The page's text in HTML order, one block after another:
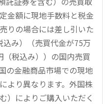
金額に現地手数料と税金
りの場合には差し引いた
み）（売買代金が75万
税込み））の国内売買
の金融商品市場での現地
より異なります。外国株
）によりご購入いただく